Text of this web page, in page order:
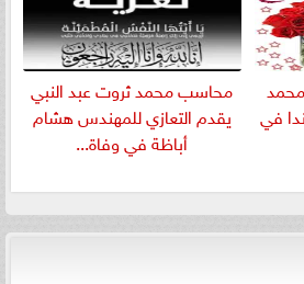
محمد
في
​محاسب محمد ثروت عبد النبي
يقدم التعازي للمهندس هشام
أباظة في وفاة...